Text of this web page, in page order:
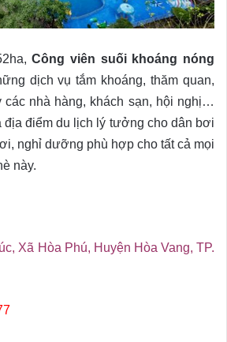
Công viên suối khoáng nóng
dịch vụ tắm khoáng, thăm quan,
nhà hàng, khách sạn, hội nghị…
điểm du lịch lý tưởng cho dân bơi
nghỉ dưỡng phù hợp cho tất cả mọi
này.
Xã Hòa Phú, Huyện Hòa Vang, TP.